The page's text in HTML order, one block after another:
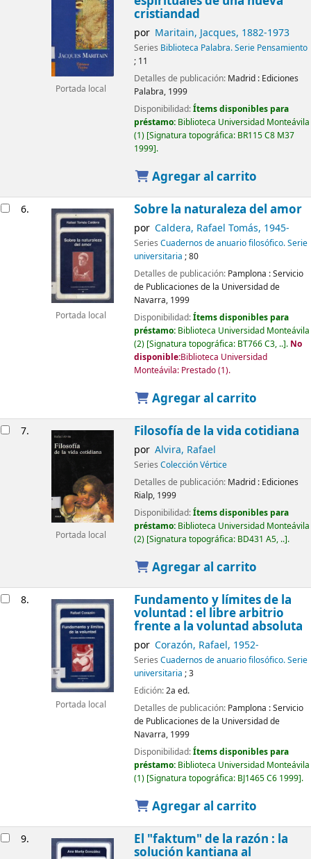
Portada local
cristiandad
por Maritain, Jacques, 1882-1973
Series Biblioteca Palabra. Serie Pensamiento
; 11
Detalles de publicación: Madrid : Ediciones
Palabra, 1999
Disponibilidad:Ítems disponibles para
préstamo: Biblioteca Universidad Monteávila
(1) Signatura topográfica: BR115 C8 M37
1999 .
Agregar al carrito
6.
Portada local
Sobre la naturaleza del amor
por Caldera, Rafael Tomás, 1945-
Series Cuadernos de anuario filosófico. Serie
universitaria ; 80
Detalles de publicación: Pamplona :Servicio
de Publicaciones de la Universidad de
Navarra, 1999
Disponibilidad:Ítems disponibles para
préstamo: Biblioteca Universidad Monteávila
(2) Signatura topográfica: BT766 C3, .. . No
disponible:Biblioteca Universidad
Monteávila: Prestado(1).
Agregar al carrito
7.
Portada local
Filosofía de la vida cotidiana
por Alvira, Rafael
Series Colección Vértice
Detalles de publicación: Madrid : Ediciones
Rialp, 1999
Disponibilidad:Ítems disponibles para
préstamo: Biblioteca Universidad Monteávila
(2) Signatura topográfica: BD431 A5, .. .
Agregar al carrito
8.
Portada local
Fundamento y límites de la
voluntad : el libre arbitrio
frente a la voluntad absoluta
por Corazón, Rafael, 1952-
Series Cuadernos de anuario filosófico. Serie
universitaria ; 3
Edición:2a ed.
Detalles de publicación: Pamplona :Servicio
de Publicaciones de la Universidad de
Navarra, 1999
Disponibilidad:Ítems disponibles para
préstamo: Biblioteca Universidad Monteávila
(1) Signatura topográfica: BJ1465 C6 1999 .
Agregar al carrito
9. El "faktum" de la razón : la
solución kantiana al